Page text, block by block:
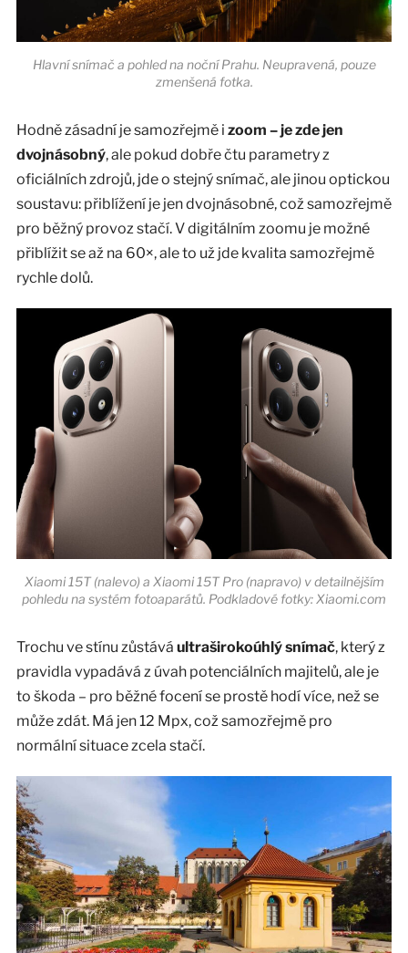
Hlavní snímač a pohled na noční Prahu. Neupravená, pouze
zmenšená fotka.
Hodně zásadní je samozřejmě i zoom – je zde jen
dvojnásobný, ale pokud dobře čtu parametry z
oficiálních zdrojů, jde o stejný snímač, ale jinou optickou
soustavu: přiblížení je jen dvojnásobné, což samozřejmě
pro běžný provoz stačí. V digitálním zoomu je možné
přiblížit se až na 60×, ale to už jde kvalita samozřejmě
rychle dolů.
Xiaomi 15T (nalevo) a Xiaomi 15T Pro (napravo) v detailnějším
pohledu na systém fotoaparátů. Podkladové fotky: Xiaomi.com
Trochu ve stínu zůstává ultraširokoúhlý snímač, který z
pravidla vypadává z úvah potenciálních majitelů, ale je
to škoda – pro běžné focení se prostě hodí více, než se
může zdát. Má jen 12 Mpx, což samozřejmě pro
normální situace zcela stačí.